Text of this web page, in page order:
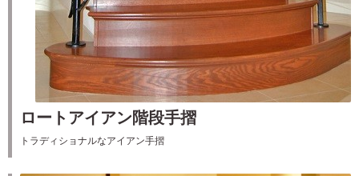
ロートアイアン階段手摺
トラディショナルなアイアン手摺